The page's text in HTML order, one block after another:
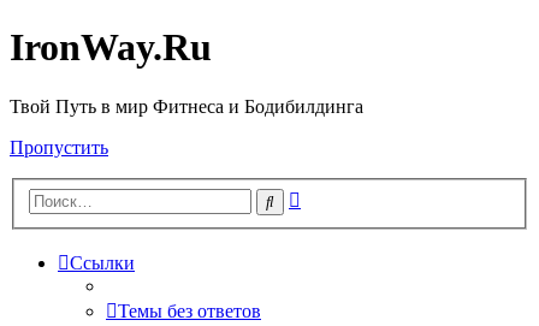
IronWay.Ru
Твой Путь в мир Фитнеса и Бодибилдинга
Пропустить
Поиск
Ссылки
Темы без ответов